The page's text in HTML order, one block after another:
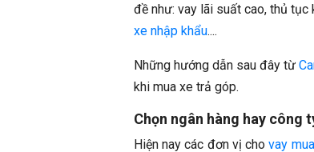
đề như: vay lãi suất cao, thủ tục
xe nhập khẩu....
Những hướng dẫn sau đây từ
khi mua xe trả góp.
Chọn ngân hàng hay công
Hiện nay các đơn vị chovay